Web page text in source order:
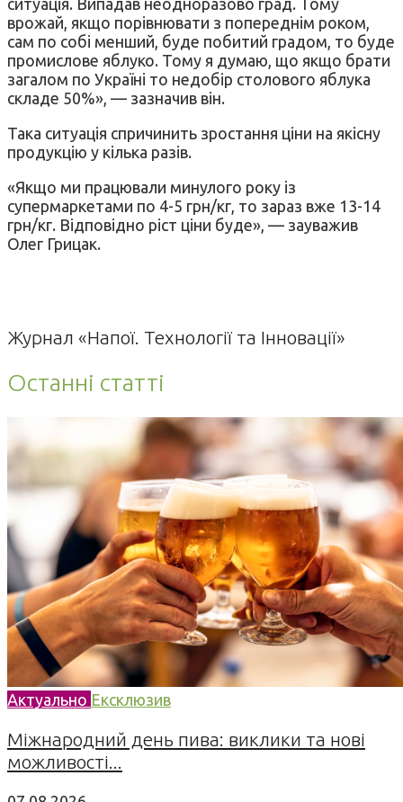
врожай, якщо порівнювати з попереднім роком,
сам по собі менший, буде побитий градом, то буде
промислове яблуко. Тому я думаю, що якщо брати
загалом по Україні то недобір столового яблука
складе 50%», — зазначив він.
Така ситуація спричинить зростання ціни на якісну
продукцію у кілька разів.
«Якщо ми працювали минулого року із
супермаркетами по 4-5 грн/кг, то зараз вже 13-14
грн/кг. Відповідно ріст ціни буде», — зауважив
Олег Грицак.
Журнал «Напої. Технології та Інновації»
Останні статті
Актуально Ексклюзив
Міжнародний день пива: виклики та нові
можливості...